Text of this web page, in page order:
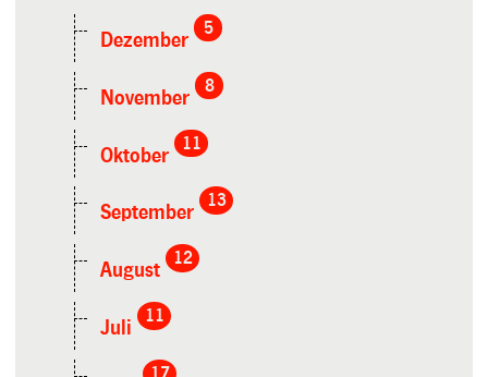
Dezember
5
November
8
Oktober
11
September
13
August
12
Juli
11